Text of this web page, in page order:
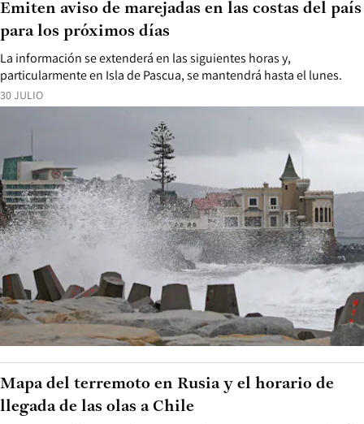
30 JULIO
La información se extenderá en las siguientes horas y,
particularmente en Isla de Pascua, se mantendrá hasta el lunes.
Emiten aviso de marejadas en las costas del país
para los próximos días
Mapa del terremoto en Rusia y el horario de
llegada de las olas a Chile